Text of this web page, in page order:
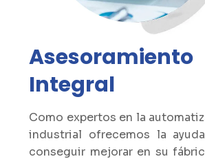
Asesoramiento
Integral
Como expertos en la
industrial ofrecemos la
conseguir mejorar en su